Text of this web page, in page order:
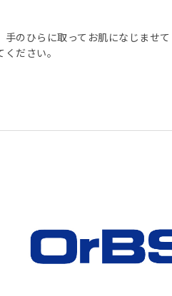
のひらに取ってお肌になじませ
ださい。